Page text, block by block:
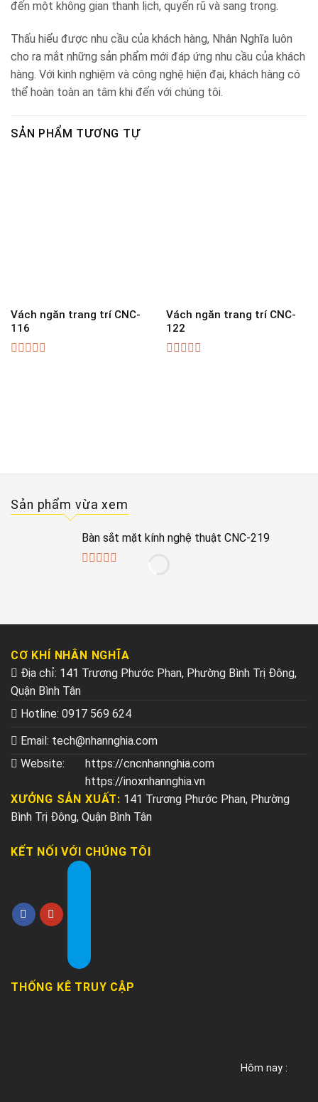
đến một không gian thanh lịch, quyến rũ và sang trọng.
Thấu hiểu được nhu cầu của khách hàng, Nhân Nghĩa luôn
cho ra mắt những sản phẩm mới đáp ứng nhu cầu của khách
hàng. Với kinh nghiệm và công nghệ hiện đại, khách hàng có
thể hoàn toàn an tâm khi đến với chúng tôi.
SẢN PHẨM TƯƠNG TỰ
Vách ngăn trang trí CNC-
116
Vách ngăn trang trí CNC-
122
Sản phẩm vừa xem
Bàn sắt mặt kính nghệ thuật CNC-219
CƠ KHÍ NHÂN NGHĨA
Địa chỉ: 141 Trương Phước Phan, Phường Bình Trị Đông,
Quận Bình Tân
Hotline: 0917 569 624
Email: tech@nhannghia.com
Website:
https://cncnhannghia.com
https://inoxnhannghia.vn
XƯỞNG SẢN XUẤT: 141 Trương Phước Phan, Phường
Bình Trị Đông, Quận Bình Tân
KẾT NỐI VỚI CHÚNG TÔI
THỐNG KÊ TRUY CẬP
Hôm nay :